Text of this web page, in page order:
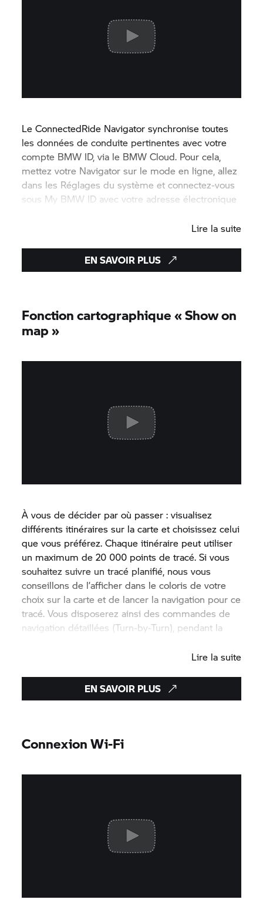
LeConnectedRide Navigator synchronise toutes
les données de conduite pertinentes avec votre
compte BMW ID, via le BMW Cloud. Pour cela,
mettez votre Navigator sur le mode en ligne, allez
dans les Réglages du système et connectez-vous
sous My BMW ID avec votre adresse électronique
Lire la suite
EN SAVOIR PLUS
Fonction cartographique « Show on
map »
À vous de décider par où passer : visualisez
différents itinéraires sur la carte et choisissez celui
que vous préférez. Chaque itinéraire peut utiliser
un maximum de 20 000 points de tracé. Si vous
souhaitez suivre un tracé planifié, nous vous
conseillons de l’afficher dans le coloris de votre
choix sur la carte et de lancer la navigation pour ce
tracé. Vous disposerez ainsi des commandes de
navigation détaillées (Turn-by-Turn), pendant la
Lire la suite
EN SAVOIR PLUS
Connexion Wi-Fi